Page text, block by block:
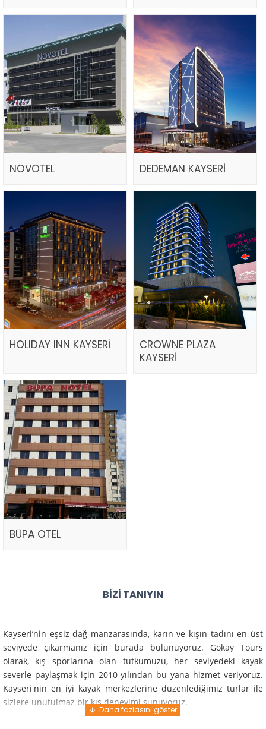
NOVOTEL DEDEMAN KAYSERİ
HOLIDAY INN KAYSERİ
CROWNE PLAZA
KAYSERİ
BÜPA OTEL
BIZI TANIYIN
Kayseri’nin eşsiz dağ manzarasında, karın ve kışın tadını en üst
seviyede çıkarmanız için burada bulunuyoruz. Gokay Tours
olarak, kış sporlarına olan tutkumuzu, her seviyedeki kayak
severle paylaşmak için 2010 yılından bu yana hizmet veriyoruz.
Kayseri'nin en iyi kayak merkezlerine düzenlediğimiz turlar ile
sizlere unutulmaz bir kış deneyimi sunuyoruz.